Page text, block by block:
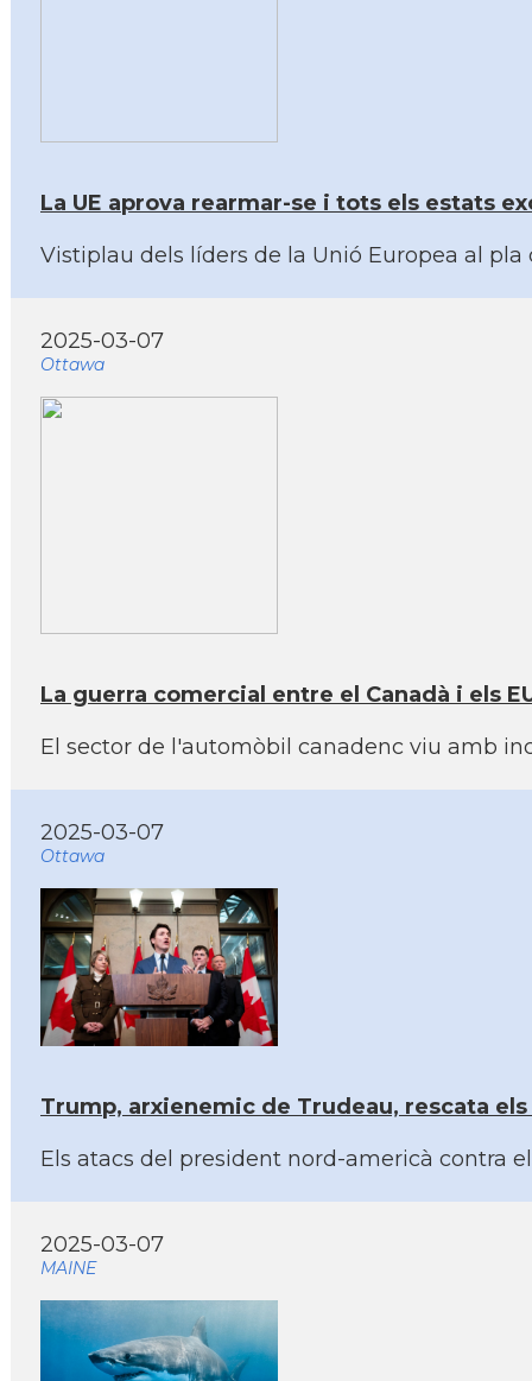
La UE aprova rearmar-se i tots els estats
Vistiplau dels líders de la Unió Europea al
2025-03-07
Ottawa
La guerra comercial entre el Canadà i els
El sector de l'automòbil canadenc viu amb
2025-03-07
Ottawa
Trump, arxienemic de Trudeau, rescata
Els atacs del president nord-americà contra
2025-03-07
MAINE